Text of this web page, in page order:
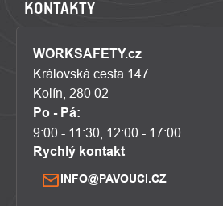
KONTAKTY
WORKSAFETY.cz
Královská cesta 147
Kolín, 280 02
Po - Pá:
9:00 - 11:30, 12:00 - 17:00
Rychlý kontakt
INFO@PAVOUCI.CZ